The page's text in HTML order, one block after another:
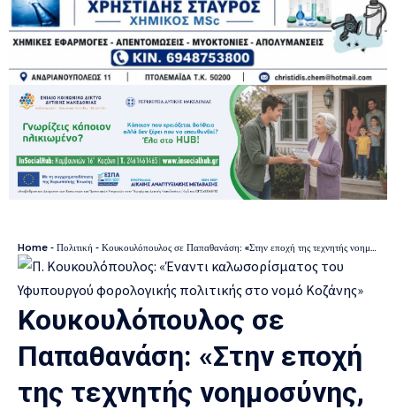
Home - Πολιτική - Κουκουλόπουλος σε Παπαθανάση: «Στην εποχή της τεχνητής νοημοσύνης, εσείς ξεμείνατε στα χρόνια της κασέτας»
Κουκουλόπουλος σε
Παπαθανάση: «Στην εποχή
της τεχνητής νοημοσύνης,